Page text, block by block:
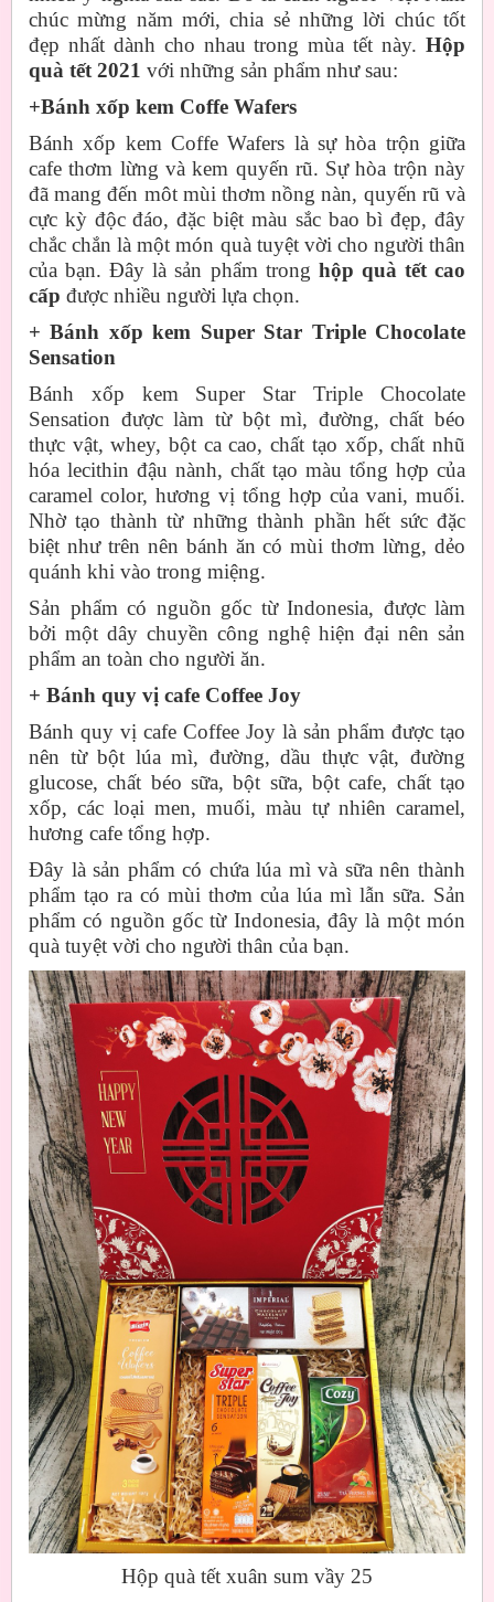
chúc mừng năm mới, chia sẻ những lời chúc tốt
đẹp nhất dành cho nhau trong mùa tết này. Hộp
quà tết 2021 với những sản phẩm như sau:
+Bánh xốp kem Coffe Wafers
Bánh xốp kem Coffe Wafers là sự hòa trộn giữa
cafe thơm lừng và kem quyến rũ. Sự hòa trộn này
đã mang đến môt mùi thơm nồng nàn, quyến rũ và
cực kỳ độc đáo, đặc biệt màu sắc bao bì đẹp, đây
chắc chắn là một món quà tuyệt vời cho người thân
của bạn. Đây là sản phẩm trong hộp quà tết cao
cấp được nhiều người lựa chọn.
+ Bánh xốp kem Super Star Triple Chocolate
Sensation
Bánh xốp kem Super Star Triple Chocolate
Sensation được làm từ bột mì, đường, chất béo
thực vật, whey, bột ca cao, chất tạo xốp, chất nhũ
hóa lecithin đậu nành, chất tạo màu tổng hợp của
caramel color, hương vị tổng hợp của vani, muối.
Nhờ tạo thành từ những thành phần hết sức đặc
biệt như trên nên bánh ăn có mùi thơm lừng, dẻo
quánh khi vào trong miệng.
Sản phẩm có nguồn gốc từ Indonesia, được làm
bởi một dây chuyền công nghệ hiện đại nên sản
phẩm an toàn cho người ăn.
+ Bánh quy vị cafe Coffee Joy
Bánh quy vị cafe Coffee Joy là sản phẩm được tạo
nên từ bột lúa mì, đường, dầu thực vật, đường
glucose, chất béo sữa, bột sữa, bột cafe, chất tạo
xốp, các loại men, muối, màu tự nhiên caramel,
hương cafe tổng hợp.
Đây là sản phẩm có chứa lúa mì và sữa nên thành
phẩm tạo ra có mùi thơm của lúa mì lẫn sữa. Sản
phẩm có nguồn gốc từ Indonesia, đây là một món
quà tuyệt vời cho người thân của bạn.
Hộp quà tết xuân sum vầy 25